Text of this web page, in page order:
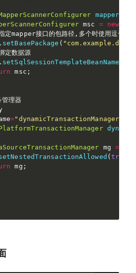
msc = new
定mapper接口的包路径 , 多个时使用逗号分
. setBasePackage (
定数据源
. setSqlSessionTemplateBeanName
msc ;
管理器
="dynamicTransactionManager"
mg =
(true
mg ;